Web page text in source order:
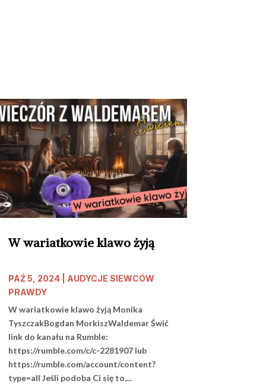
W wariatkowie klawo żyją
PAŹ 5, 2024| AUDYCJE SIEWCÓW
PRAWDY
W wariatkowie klawo żyją Monika
TyszczakBogdan MorkiszWaldemar Świć
link do kanału na Rumble:
https://rumble.com/c/c-2281907 lub
https://rumble.com/account/content?
type=all Jeśli podoba Ci się to,...